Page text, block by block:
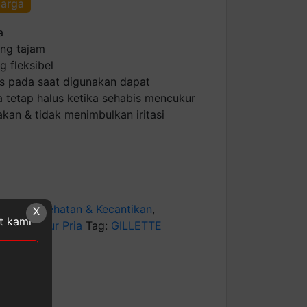
tajam
fleksibel
pada saat digunakan dapat
tetap halus ketika sehabis mencukur
& tidak menimbulkan iritasi
Kesehatan & Kecantikan,
cukur Pria Tag: GILLETTE
X
kami